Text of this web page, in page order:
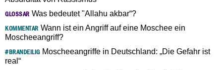
GLOSSAR Was bedeutet "Allahu akbar“?
KOMMENTAR Wann ist ein Angriff auf eine Moschee ein
Moscheeangriff?
#BRANDEILIGMoscheeangriffe in Deutschland: „Die Gefahr ist
real“